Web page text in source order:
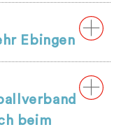
Ebingen
beim